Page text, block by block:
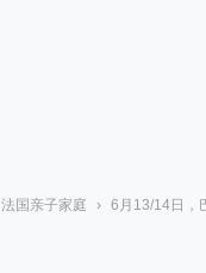
法国亲子家庭 › 6月13/14日，